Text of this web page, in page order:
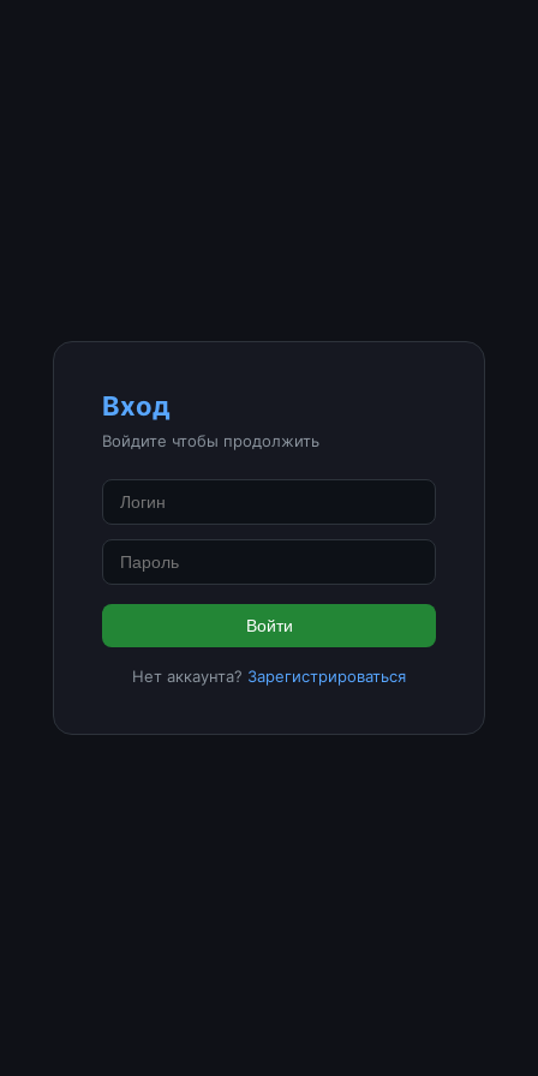
Вход
Войдите чтобы продолжить
Войти
Нет аккаунта? Зарегистрироваться